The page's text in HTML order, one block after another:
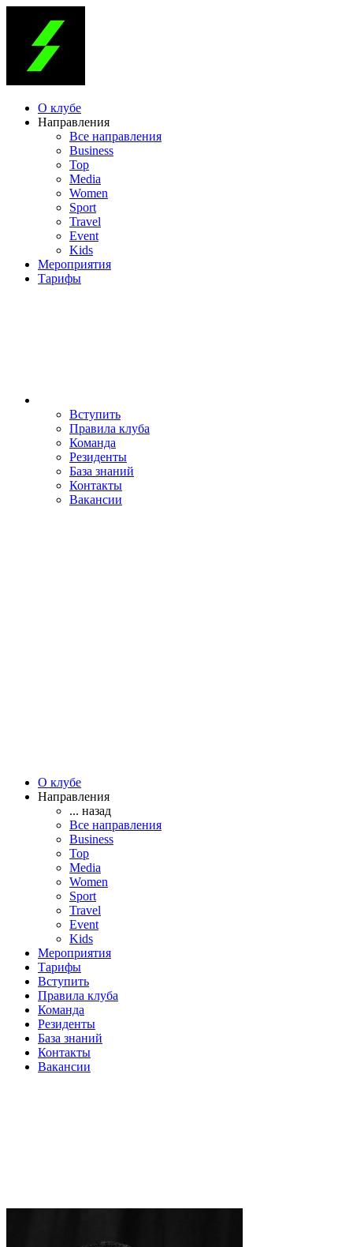
О клубе
Направления
Все направления
Business
Top
Media
Women
Sport
Travel
Event
Kids
Мероприятия
Тарифы
Вступить
Правила клуба
Команда
Резиденты
База знаний
Контакты
Вакансии
О клубе
Направления
... назад
Все направления
Business
Top
Media
Women
Sport
Travel
Event
Kids
Мероприятия
Тарифы
Вступить
Правила клуба
Команда
Резиденты
База знаний
Контакты
Вакансии